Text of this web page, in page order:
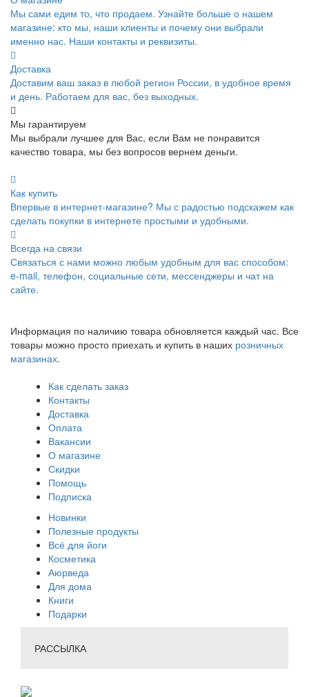
Мы сами едим то, что продаем. Узнайте больше о нашем
магазине: кто мы, наши клиенты и почему они выбрали
именно нас. Наши контакты и реквизиты.
Доставка
Доставим ваш заказ в любой регион России, в удобное время
и день. Работаем для вас, без выходных.
Мы гарантируем
Мы выбрали лучшее для Вас, если Вам не понравится
качество товара, мы без вопросов вернем деньги.
Как купить
Впервые в интернет-магазине? Мы с радостью подскажем как
сделать покупки в интернете простыми и удобными.
Всегда на связи
Связаться с нами можно любым удобным для вас способом:
e-mail, телефон, социальные сети, мессенджеры и чат на
сайте.
Информация по наличию товара обновляется каждый час. Все
товары можно просто приехать и купить в наших розничных
магазинах.
Как сделать заказ
Контакты
Доставка
Оплата
Вакансии
О магазине
Скидки
Помощь
Подписка
Новинки
Полезные продукты
Всё для йоги
Косметика
Аюрведа
Для дома
Книги
Подарки
РАССЫЛКА